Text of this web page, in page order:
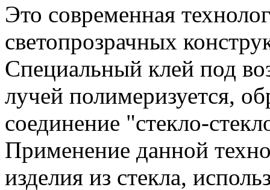
Это современная
светопрозрачных
Специальный клей под
лучей полимеризуется,
соединение "стекло-
Применение данной
изделия из стекла,